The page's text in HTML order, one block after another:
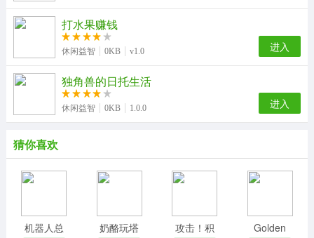
打水果赚钱
休闲益智 0KB v1.0 进入
独角兽的日托生活
休闲益智 0KB 1.0.0 进入
猜你喜欢
机器人总
奶酪玩塔
攻击！积
Golden